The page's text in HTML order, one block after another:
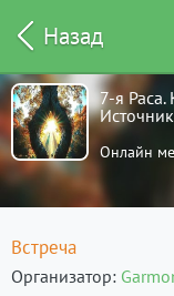
Назад
7-я
Онлайн
Встреча
Организатор